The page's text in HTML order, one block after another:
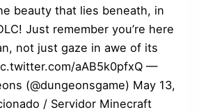
beauty that lies beneath, in
Just remember you’re here
not just gaze in awe of its
aAB5k0pfxQ —
(@dungeonsgame) May 13,
/ Servidor Minecraft